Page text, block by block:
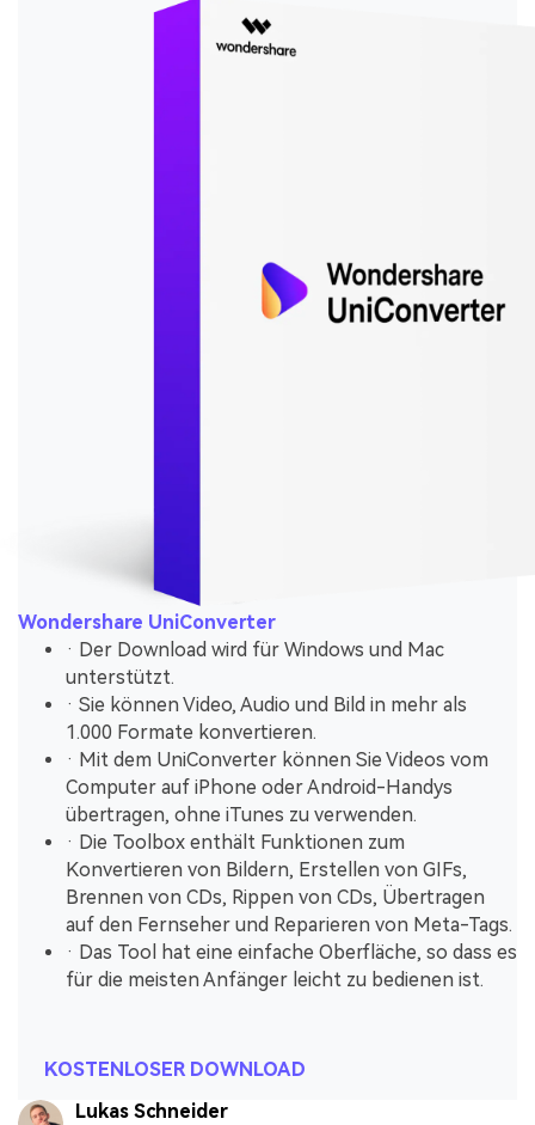
Wondershare UniConverter
· Der Download wird für Windows und Mac
unterstützt.
· Sie können Video, Audio und Bild in mehr als
1.000 Formate konvertieren.
· Mit dem UniConverter können Sie Videos vom
Computer auf iPhone oder Android-Handys
übertragen, ohne iTunes zu verwenden.
· Die Toolbox enthält Funktionen zum
Konvertieren von Bildern, Erstellen von GIFs,
Brennen von CDs, Rippen von CDs, Übertragen
auf den Fernseher und Reparieren von Meta-Tags.
· Das Tool hat eine einfache Oberfläche, so dass es
für die meisten Anfänger leicht zu bedienen ist.
KOSTENLOSER DOWNLOAD
Lukas Schneider